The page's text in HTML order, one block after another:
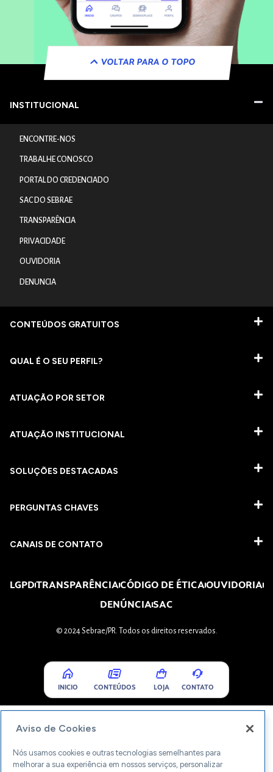
VOLTAR PARA O TOPO
INSTITUCIONAL
ENCONTRE-NOS
TRABALHE CONOSCO
PORTAL DO CREDENCIADO
SAC DO SEBRAE
TRANSPARÊNCIA
PRIVACIDADE
OUVIDORIA
DENUNCIA
CONTEÚDOS GRATUITOS
QUAL É O SEU PERFIL?
ATUAÇÃO POR SETOR
ATUAÇÃO INSTITUCIONAL
SOLUÇÕES DESTACADAS
PERGUNTAS CHAVES​
CANAIS DE CONTATO
LGPDTRANSPARÊNCIACÓDIGO DE ÉTICAOUVIDORIA
DENÚNCIASAC
© 2024 Sebrae/PR. Todos os direitos reservados.
INICIO CONTEÚDOS LOJA CONTATO
Aviso de Cookies
Nós usamos cookies e outras tecnologias semelhantes para
melhorar a sua experiência em nossos serviços, personalizar